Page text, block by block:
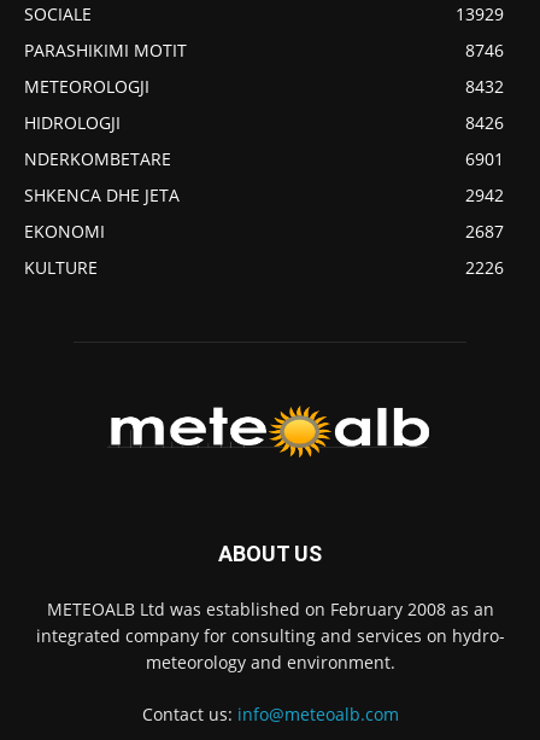
SOCIALE
13929
PARASHIKIMI MOTIT
8746
METEOROLOGJI
8432
HIDROLOGJI
8426
NDERKOMBETARE
6901
SHKENCA DHE JETA
2942
EKONOMI
2687
KULTURE
2226
ABOUT US
METEOALB Ltd was established on February 2008 as an
integrated company for consulting and services on hydro-
meteorology and environment.
Contact us: info@meteoalb.com